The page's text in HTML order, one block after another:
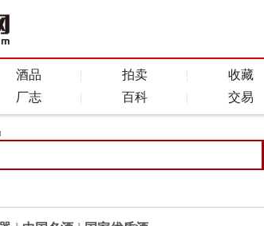
酒品 拍卖 收藏
厂志 百科 交易